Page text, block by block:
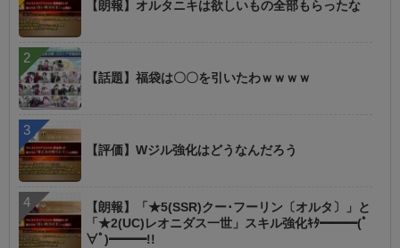
【朗報】オルタニキは欲しいもの全部もらったな
【話題】福袋は〇〇を引いたわｗｗｗｗ
【評価】Wジル強化はどうなんだろう
【朗報】「★5(SSR)クー･フーリン〔オルタ〕」と
「★2(UC)レオニダス一世」スキル強化ｷﾀ━━━(ﾟ
∀ﾟ)━━━!!